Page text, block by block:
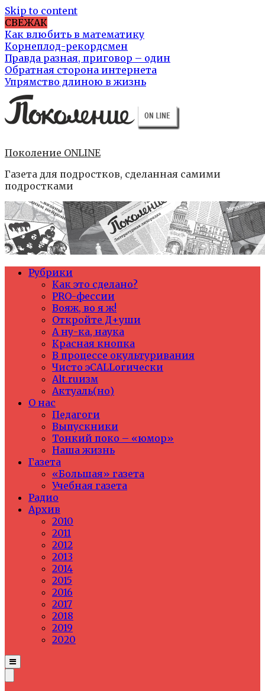
Skip to content
СВЕЖАК
Как влюбить в математику
Корнеплод-рекордсмен
Правда разная, приговор – один
Обратная сторона интернета
Упрямство длиною в жизнь
Поколение ONLINE
Газета для подростков, сделанная самими
подростками
Рубрики
Как это сделано?
PRO-фессии
Вояж, во я ж!
Откройте Д+уши
А ну-ка, наука
Красная кнопка
В процессе окультуривания
Чисто эCALLогически
Alt.ruизм
Актуаль(но)
О нас
Педагоги
Выпускники
Тонкий поко – «юмор»
Наша жизнь
Газета
«Большая» газета
Учебная газета
Радио
Архив
2010
2011
2012
2013
2014
2015
2016
2017
2018
2019
2020